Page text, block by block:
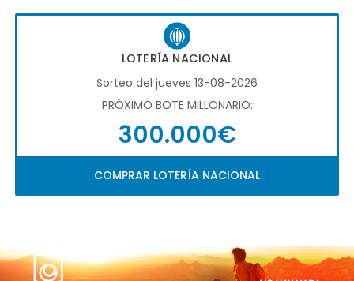
LOTERÍA NACIONAL
Sorteo del jueves 13-08-2026
PRÓXIMO BOTE MILLONARIO:
300.000€
COMPRAR LOTERÍA NACIONAL